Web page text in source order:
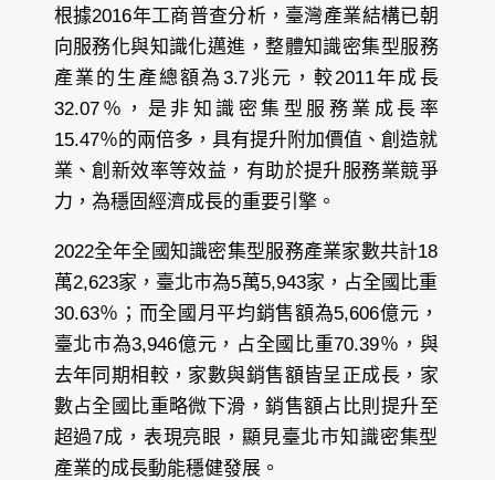
根據2016年工商普查分析，臺灣產業結構已朝
向服務化與知識化邁進，整體知識密集型服務
產業的生產總額為3.7兆元，較2011年成長
32.07％，是非知識密集型服務業成長率
15.47％的兩倍多，具有提升附加價值、創造就
業、創新效率等效益，有助於提升服務業競爭
力，為穩固經濟成長的重要引擎。
2022全年全國知識密集型服務產業家數共計18
萬2,623家，臺北市為5萬5,943家，占全國比重
30.63％；而全國月平均銷售額為5,606億元，
臺北市為3,946億元，占全國比重70.39％，與
去年同期相較，家數與銷售額皆呈正成長，家
數占全國比重略微下滑，銷售額占比則提升至
超過7成，表現亮眼，顯見臺北市知識密集型
產業的成長動能穩健發展。